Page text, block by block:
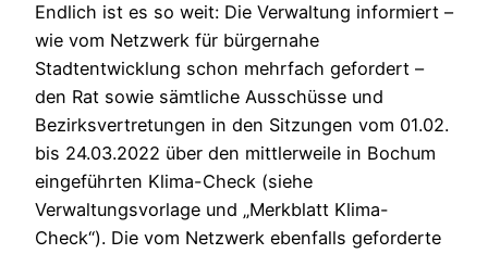
Endlich ist es so weit: Die Verwaltung informiert –
wie vom Netzwerk für bürgernahe
Stadtentwicklung schon mehrfach gefordert –
den Rat sowie sämtliche Ausschüsse und
Bezirksvertretungen in den Sitzungen vom 01.02.
bis 24.03.2022 über den mittlerweile in Bochum
eingeführten Klima-Check (siehe
Verwaltungsvorlage und „Merkblatt Klima-
Check“). Die vom Netzwerk ebenfalls geforderte